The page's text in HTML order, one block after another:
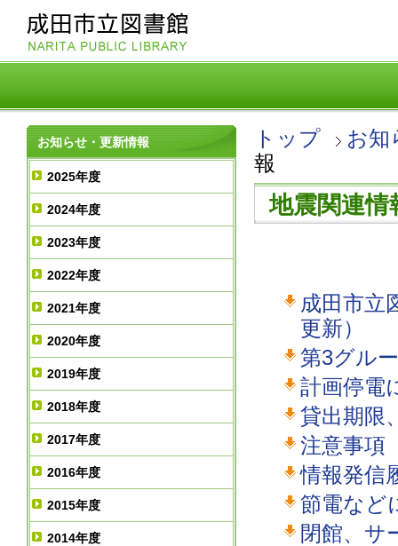
お知らせ・更新情報
2025年度
2024年度
2023年度
2022年度
2021年度
2020年度
2019年度
2018年度
2017年度
2016年度
2015年度
2014年度
トップ
お知
報
地震関連情
成田市立
更新）
第3グル
計画停電
貸出期限
注意事項
情報発信
節電など
閉館、サ